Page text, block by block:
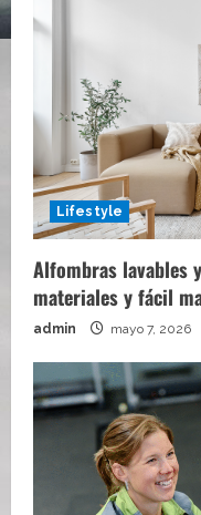
Lifestyle
Alfombras lavables
materiales y fácil
admin mayo 7, 2026